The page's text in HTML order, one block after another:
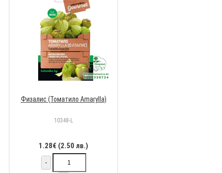
Физалис (Томатило Amarylla)
10348-L
1.28€ (2.50 лв.)
-